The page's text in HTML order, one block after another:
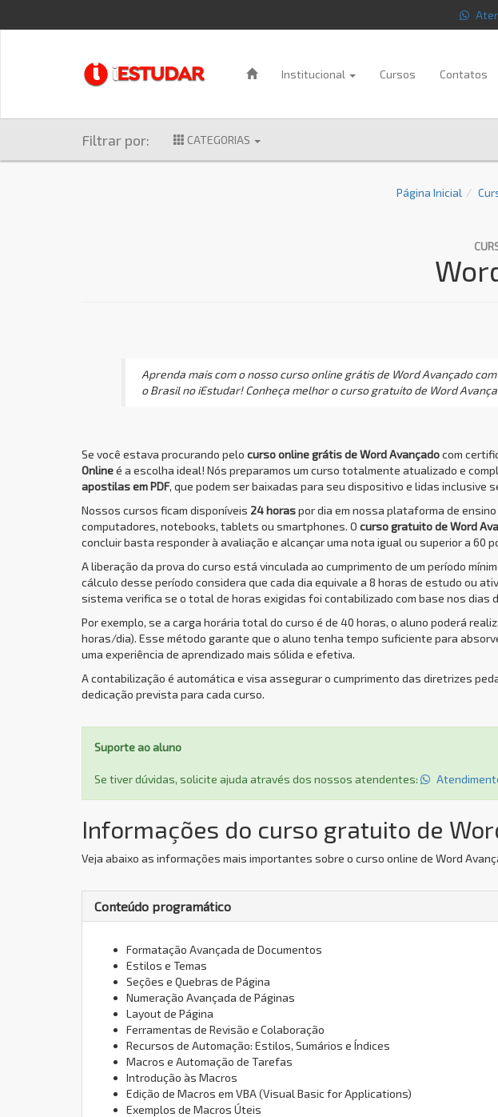
Institucional Cursos Contatos
Filtrar por: CATEGORIAS
Página Inicial
Aprenda mais com o nosso curso online grátis de Word Avançado
o Brasil no iEstudar! Conheça melhor o curso gratuito de Word
Se você estava procurando pelo curso online grátis de Word Avançadocom
Onlineé a escolha ideal! Nós preparamos um curso totalmente atualizado e
apostilas em PDF, que podem ser baixadas para seu dispositivo e lidas inclusive
Nossos cursos ficam disponíveis 24 horaspor dia em nossa plataforma de
computadores, notebooks, tablets ou smartphones. O curso gratuito de Word
concluir basta responder à avaliação e alcançar uma nota igual ou superior a 60
A liberação da prova do curso está vinculada ao cumprimento de um período
cálculo desse período considera que cada dia equivale a 8 horas de estudo ou
sistema verifica se o total de horas exigidas foi contabilizado com base nos dias
Por exemplo, se a carga horária total do curso é de 40 horas, o aluno poderá
horas/dia). Esse método garante que o aluno tenha tempo suficiente para
uma experiência de aprendizado mais sólida e efetiva.
A contabilização é automática e visa assegurar o cumprimento das diretrizes
dedicação prevista para cada curso.
Suporte ao aluno
Se tiver dúvidas, solicite ajuda através dos nossos atendentes:
Informações do curso gratuito de
Veja abaixo as informações mais importantes sobre o curso online de Word
Conteúdo programático
Formatação Avançada de Documentos
Estilos e Temas
Seções e Quebras de Página
Numeração Avançada de Páginas
Layout de Página
Ferramentas de Revisão e Colaboração
Recursos de Automação: Estilos, Sumários e Índices
Macros e Automação de Tarefas
Introdução às Macros
Edição de Macros em VBA (Visual Basic for Applications)
Exemplos de Macros Úteis